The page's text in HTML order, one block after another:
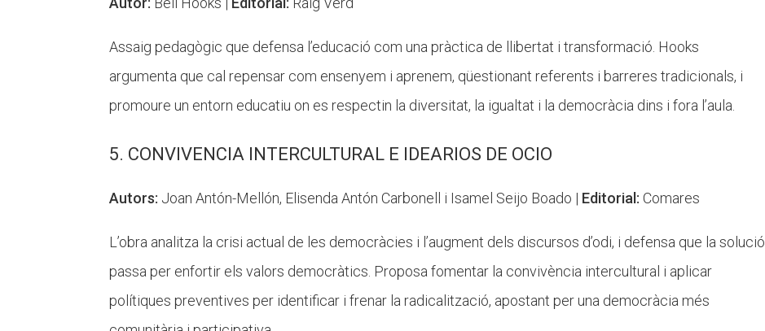
Assaig pedagògic que defensa l’educació com una pràctica de llibertat i transformació. Hooks
argumenta que cal repensar com ensenyem i aprenem, qüestionant referents i barreres tradicionals, i
promoure un entorn educatiu on es respectin la diversitat, la igualtat i la democràcia dins i fora l’aula.
5. CONVIVENCIA INTERCULTURAL E IDEARIOS DE OCIO
Autors: Joan Antón-Mellón, Elisenda Antón Carbonell i Isamel Seijo Boado | Editorial: Comares
L’obra analitza la crisi actual de les democràcies i l’augment dels discursos d’odi, i defensa que la solució
passa per enfortir els valors democràtics. Proposa fomentar la convivència intercultural i aplicar
polítiques preventives per identificar i frenar la radicalització, apostant per una democràcia més